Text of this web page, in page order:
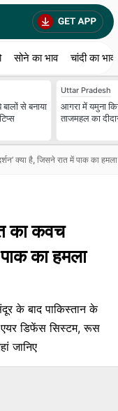
सोने का भाव चांदी का भाव
से बनाया
Uttar Pradesh
आगरा में यमुना
ताजमहल का
क्या है, जिसने रात में पाक का हमला
का कवच
का हमला
के बाद पाकिस्तान के
डिफेंस सिस्टम, रूस
जानिए